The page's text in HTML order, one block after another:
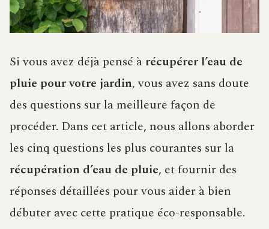
Si vous avez déjà pensé à récupérer l’eau de
pluie pour votre jardin, vous avez sans doute
des questions sur la meilleure façon de
procéder. Dans cet article, nous allons aborder
les cinq questions les plus courantes sur la
récupération d’eau de pluie, et fournir des
réponses détaillées pour vous aider à bien
débuter avec cette pratique éco-responsable.